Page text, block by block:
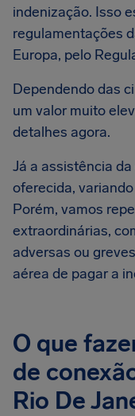
indenização. Isso
regulamentações
Europa, pelo
Dependendo das
um valor muito
detalhes agora.
Já a assistência
oferecida,
Porém, vamos
extraordinárias,
adversas ou
aérea de pagar a
O que
de
Rio De